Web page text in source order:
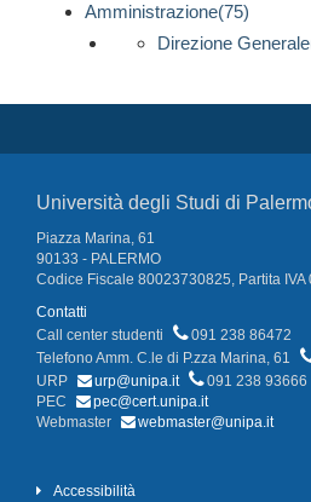
Amministrazione(75)
Direzione
Università degli Studi di
Piazza Marina, 61
90133 - PALERMO
Codice Fiscale 80023730825, Partita IVA
Contatti
Call center studenti
091 238 86472
Telefono Amm. C.le di P.zza Marina, 61
URP
urp@unipa.it
091 238 93666
PEC
pec@cert.unipa.it
Webmaster
webmaster@unipa.it
Accessibilità